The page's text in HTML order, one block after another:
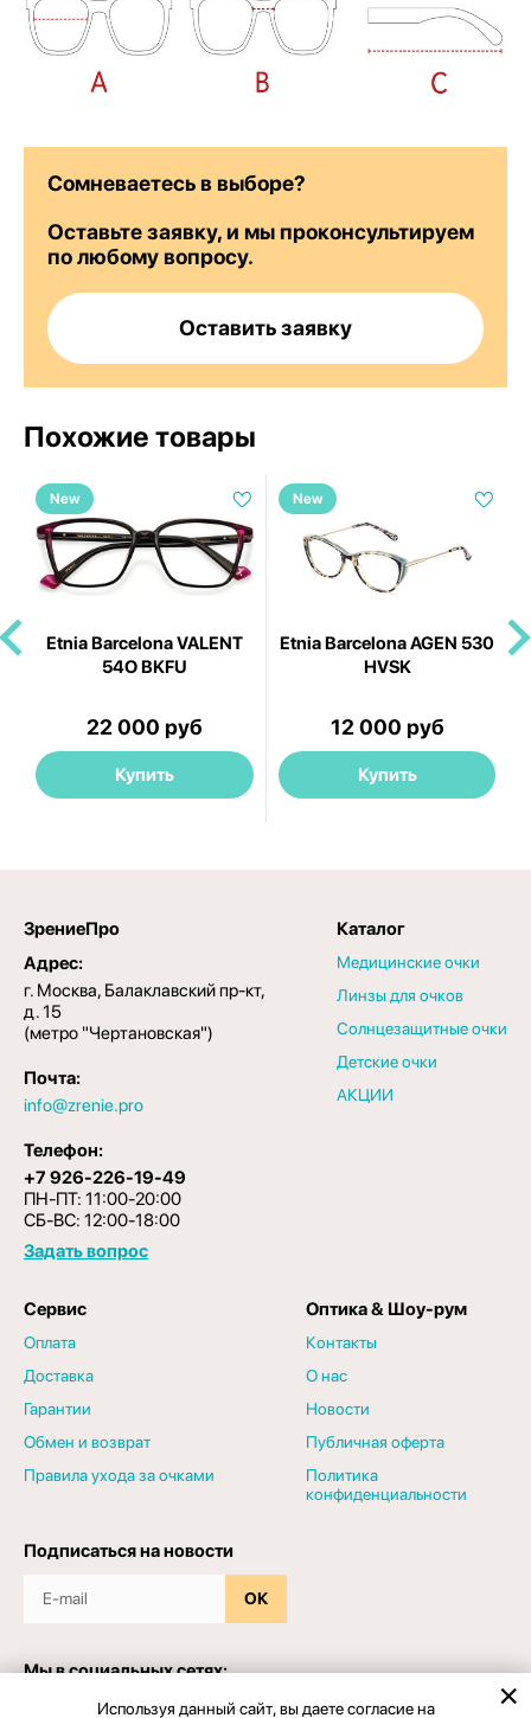
Сомневаетесь в выборе?
Оставьте заявку, и мы проконсультируем
по любому вопросу.
Оставить заявку
Похожие товары
New
Etnia Barcelona VALENT
54O BKFU
22 000 руб
Купить
New
Etnia Barcelona AGEN 530
HVSK
12 000 руб
Купить
ЗрениеПро
Адрес:
г. Москва, Балаклавский пр-кт,
д. 15
(метро "Чертановская")
Почта:
info@zrenie.pro
Телефон:
+7 926-226-19-49
ПН-ПТ: 11:00-20:00
СБ-ВС: 12:00-18:00
Задать вопрос
Каталог
Медицинские очки
Линзы для очков
Солнцезащитные очки
Детские очки
АКЦИИ
Сервис
Оплата
Доставка
Гарантии
Обмен и возврат
Правила ухода за очками
Оптика & Шоу-рум
Контакты
О нас
Новости
Публичная оферта
Политика
конфиденциальности
Подписаться на новости
ОК
Мы в социальных сетях:
Используя данный сайт, вы даете согласие на